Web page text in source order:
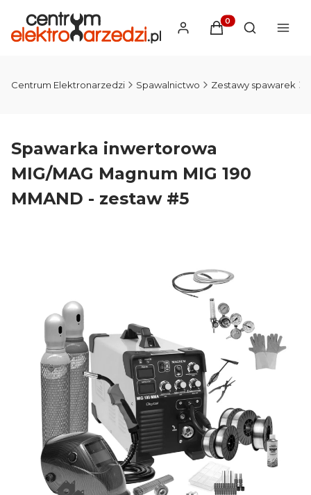
Produkty w
Otwórz
Centrum Elektronarzedzi Spawalnictwo Zestawy spawarek
Spawarka inwertorowa
MIG/MAG Magnum MIG 190
MMAND - zestaw #5